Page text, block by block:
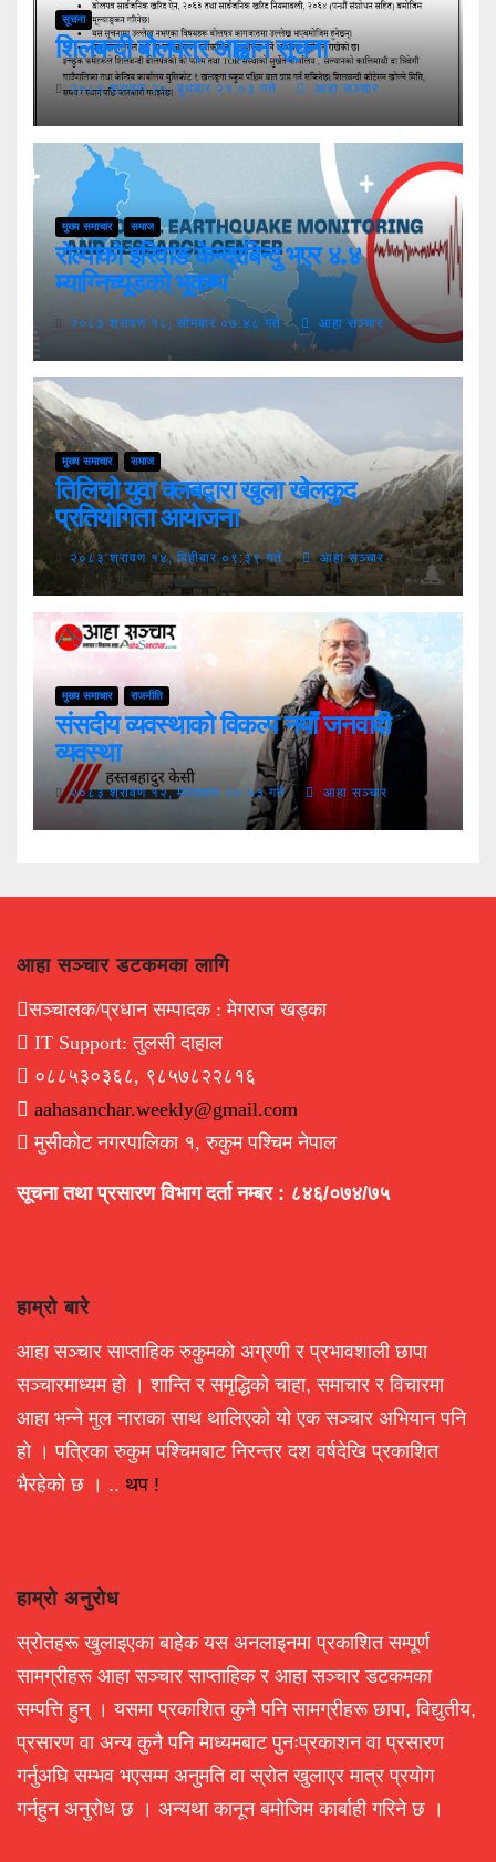
सूचना
शिलबन्दी बोलपत्र आह्वान सूचना
२०८३ श्रावण २०, बुधबार २१:०३ गते आहा सञ्चार
मुख्य समाचार समाज
रोल्पाको इरिवाङ केन्द्रबिन्दु भएर ४.४
म्याग्निच्यूडको भूकम्प
२०८३ श्रावण १८, सोमबार ०७:४८ गते आहा सञ्चार
मुख्य समाचार समाज
तिलिचो युवा क्लबद्वारा खुला खेलकुद
प्रतियोगिता आयोजना
२०८३ श्रावण १४, बिहीबार ०९:३९ गते आहा सञ्चार
मुख्य समाचार राजनीति
संसदीय व्यवस्थाको विकल्प नयाँ जनवादी
व्यवस्था
२०८३ श्रावण १२, मंगलवार २०:५३ गते आहा सञ्चार
आहा सञ्चार डटकमका लागि
सञ्चालक/प्रधान सम्पादक : मेगराज खड्का
IT Support: तुलसी दाहाल
०८८५३०३६८, ९८५७८२२८१६
aahasanchar.weekly@gmail.com
मुसीकोट नगरपालिका १, रुकुम पश्चिम नेपाल
सूचना तथा प्रसारण विभाग दर्ता नम्बर : ८४६/०७४/७५
हाम्रो बारे
आहा सञ्चार साप्ताहिक रुकुमको अग्रणी र प्रभावशाली छापा
सञ्चारमाध्यम हो । शान्ति र समृद्धिको चाहा, समाचार र विचारमा
आहा भन्ने मुल नाराका साथ थालिएको यो एक सञ्चार अभियान पनि
हो । पत्रिका रुकुम पश्चिमबाट निरन्तर दश वर्षदेखि प्रकाशित
भैरहेको छ । .. थप !
हाम्रो अनुरोध
स्रोतहरू खुलाइएका बाहेक यस अनलाइनमा प्रकाशित सम्पूर्ण
सामग्रीहरू आहा सञ्चार साप्ताहिक र आहा सञ्चार डटकमका
सम्पत्ति हुन् । यसमा प्रकाशित कुनै पनि सामग्रीहरू छापा, विद्युतीय,
प्रसारण वा अन्य कुनै पनि माध्यमबाट पुनःप्रकाशन वा प्रसारण
गर्नुअघि सम्भव भएसम्म अनुमति वा स्रोत खुलाएर मात्र प्रयोग
गर्नहुन अनुरोध छ । अन्यथा कानून बमोजिम कार्बाही गरिने छ ।